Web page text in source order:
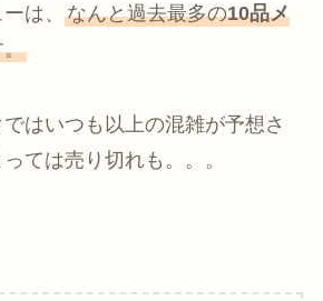
は、 なんと過去最多の10品メ
。
はいつも以上の混雑が予想さ
ては売り切れも。。。